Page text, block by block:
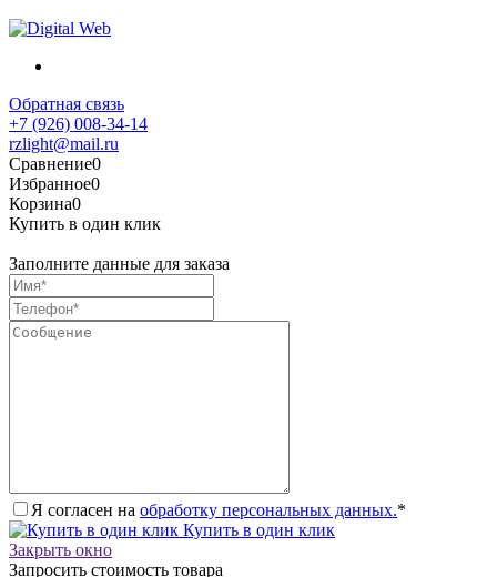
Обратная связь
+7 (926) 008-34-14
rzlight@mail.ru
Сравнение0
Избранное0
Корзина0
Купить в один клик
Заполните данные для заказа
Я согласен на обработку персональных данных.*
Купить в один клик
Закрыть окно
Запросить стоимость товара